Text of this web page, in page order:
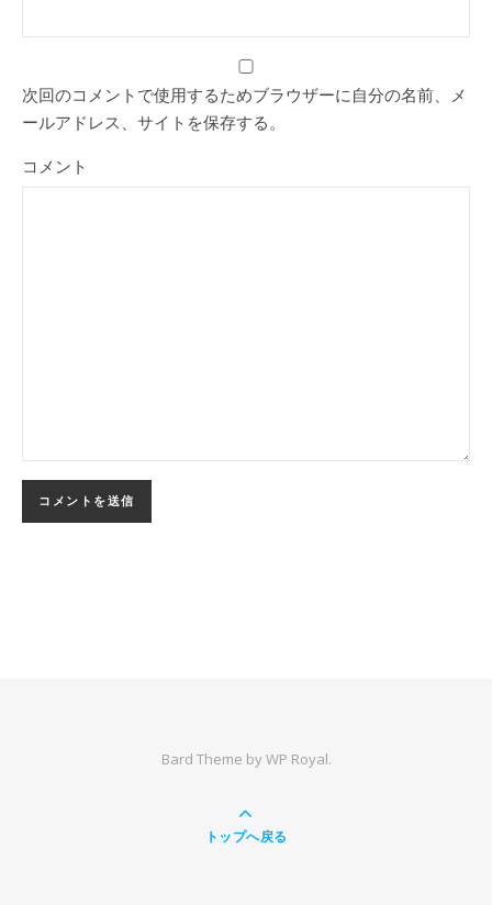
次回のコメントで使用するためブラウザーに自分の名前、メ
ールアドレス、サイトを保存する。
コメント
Bard Theme byWP Royal.
トップへ戻る